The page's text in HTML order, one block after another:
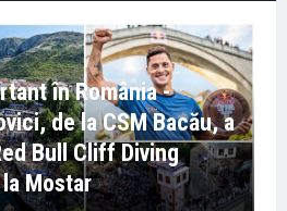
în România -
de la CSM Bacău, a
Bull Cliff Diving
Mostar